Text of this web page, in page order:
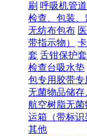
刷 呼吸机管
检查、包装、
无纺布包布
带指示物）
套 舌钳保护套
检查台吸水垫
包专用胶带专
无菌物品储存
航空树脂无菌
运箱（带标识
其他